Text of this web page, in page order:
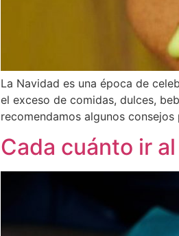
La Navidad es una época de
el exceso de comidas, dulces,
recomendamos algunos
Cada cuánto ir